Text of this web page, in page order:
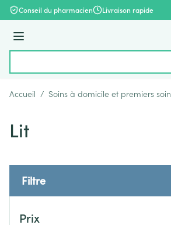
Aller au contenu
Conseil du pharmacien Livraison rapide
Menu
Accueil / Soins à domicile et premiers
Lit
Filtre
Prix